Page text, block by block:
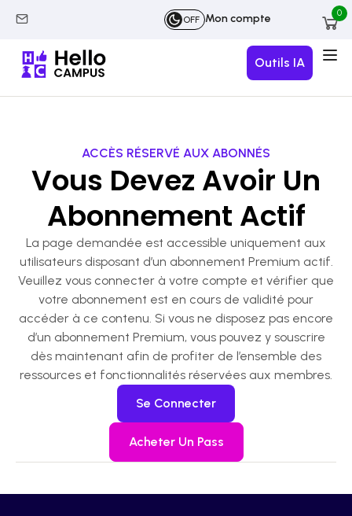
OFF Mon compte 0
Outils IA
ACCÈS RÉSERVÉ AUX ABONNÉS
Vous Devez Avoir Un
Abonnement Actif
La page demandée est accessible uniquement aux
utilisateurs disposant d’un abonnement Premium actif.
Veuillez vous connecter à votre compte et vérifier que
votre abonnement est en cours de validité pour
accéder à ce contenu. Si vous ne disposez pas encore
d’un abonnement Premium, vous pouvez y souscrire
dès maintenant afin de profiter de l’ensemble des
ressources et fonctionnalités réservées aux membres.
Se Connecter
Acheter Un Pass